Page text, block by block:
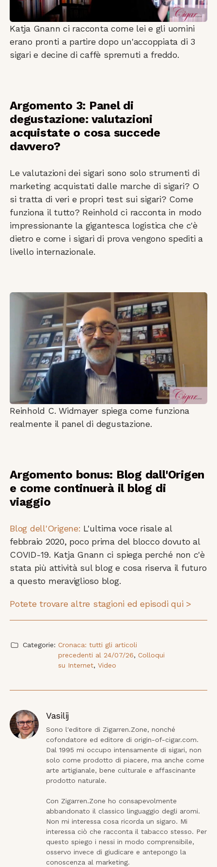
Katja Gnann ci racconta come lei e gli uomini
erano pronti a partire dopo un'accoppiata di 3
sigari e decine di caffè spremuti a freddo.
Argomento 3: Panel di
degustazione: valutazioni
acquistate o cosa succede
davvero?
Le valutazioni dei sigari sono solo strumenti di
marketing acquistati dalle marche di sigari? O
si tratta di veri e propri test sui sigari? Come
funziona il tutto? Reinhold ci racconta in modo
impressionante la gigantesca logistica che c'è
dietro e come i sigari di prova vengono spediti a
livello internazionale.
Reinhold C. Widmayer spiega come funziona
realmente il panel di degustazione.
Argomento bonus: Blog dall'Origen
e come continuerà il blog di
viaggio
Blog dell'Origene: L'ultima voce risale al
febbraio 2020, poco prima del blocco dovuto al
COVID-19. Katja Gnann ci spiega perché non c'è
stata più attività sul blog e cosa riserva il futuro
a questo meraviglioso blog.
Potete trovare altre stagioni ed episodi qui >
Categorie: Cronaca: tutti gli articoli
precedenti al 24/07/26, Colloqui
su Internet, Video
Vasilij
Sono l'editore di Zigarren.Zone, nonché
cofondatore ed editore di origin-of-cigar.com.
Dal 1995 mi occupo intensamente di sigari, non
solo come prodotto di piacere, ma anche come
arte artigianale, bene culturale e affascinante
prodotto naturale.
Con Zigarren.Zone ho consapevolmente
abbandonato il classico linguaggio degli aromi.
Non mi interessa cosa ricorda un sigaro. Mi
interessa ciò che racconta il tabacco stesso. Per
questo spiego i nessi in modo comprensibile,
osservo invece di giudicare e antepongo la
conoscenza al marketing.